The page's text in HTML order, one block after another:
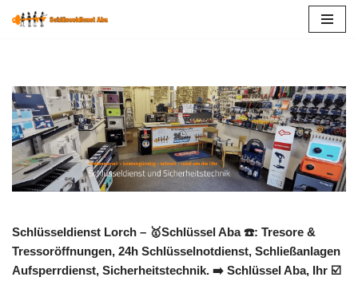
Schlüsseldienst Lorch – 🥇Schlüssel Aba ☎️: Tresore &
Tressoröffnungen, 24h Schlüsselnotdienst, Schließanlagen
Aufsperrdienst, Sicherheitstechnik. ➡️ Schlüssel Aba, Ihr ☑️